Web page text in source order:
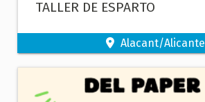
TALLER DE ESPARTO
Alacant/Alicante